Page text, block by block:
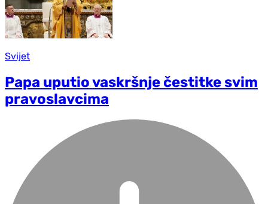
Svijet
Papa uputio vaskršnje čestitke svim
pravoslavcima